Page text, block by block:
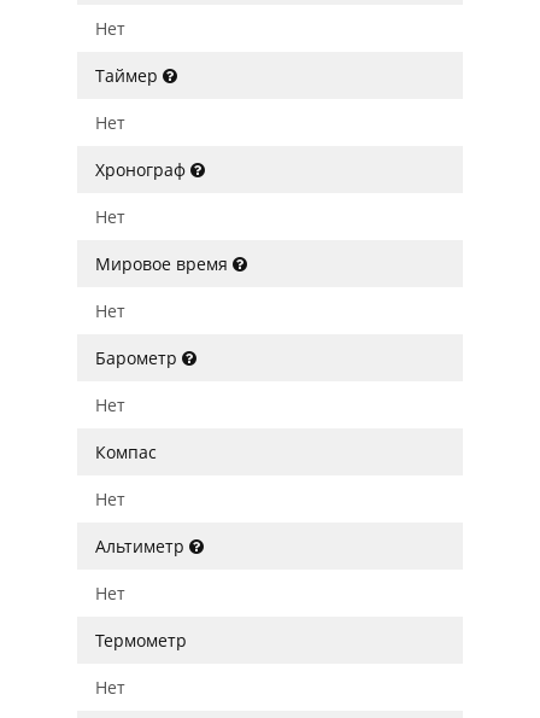
Нет
Таймер
Нет
Хронограф
Нет
Мировое время
Нет
Барометр
Нет
Компас
Нет
Альтиметр
Нет
Термометр
Нет